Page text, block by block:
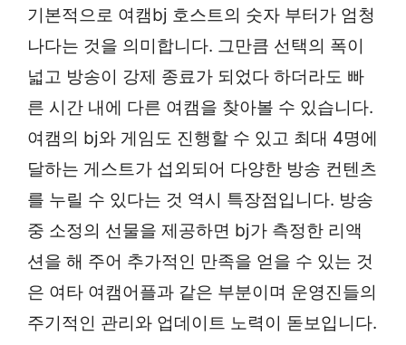
기본적으로 여캠bj 호스트의 숫자 부터가 엄청
나다는 것을 의미합니다. 그만큼 선택의 폭이
넓고 방송이 강제 종료가 되었다 하더라도 빠
른 시간 내에 다른 여캠을 찾아볼 수 있습니다.
여캠의 bj와 게임도 진행할 수 있고 최대 4명에
달하는 게스트가 섭외되어 다양한 방송 컨텐츠
를 누릴 수 있다는 것 역시 특장점입니다. 방송
중 소정의 선물을 제공하면 bj가 측정한 리액
션을 해 주어 추가적인 만족을 얻을 수 있는 것
은 여타 여캠어플과 같은 부분이며 운영진들의
주기적인 관리와 업데이트 노력이 돋보입니다.